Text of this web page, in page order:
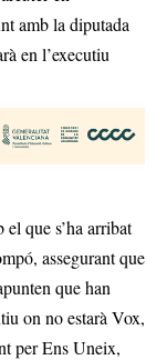
amb la diputada
en l’executiu
que s’ha arribat
assegurant que
que han
on no estarà Vox,
per Ens Uneix,